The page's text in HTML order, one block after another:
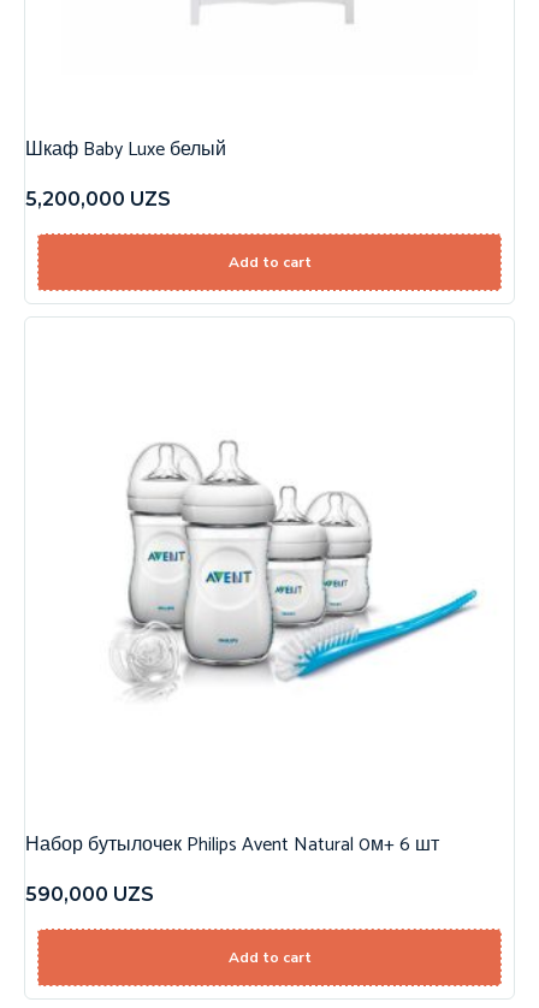
Шкаф Baby Luxe белый
5,200,000 UZS
Add to cart
Набор бутылочек Philips Avent Natural 0м+ 6 шт
590,000 UZS
Add to cart